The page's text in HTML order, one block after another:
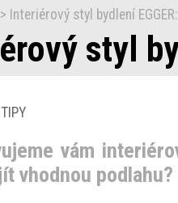
Interiérový styl bydlení
styl
vám
vhodnou podlahu?